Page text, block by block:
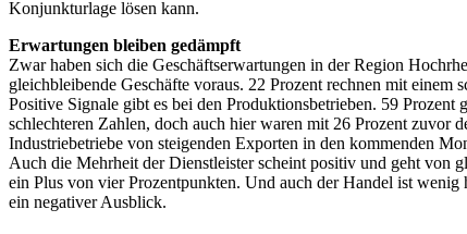
Konjunkturlage lösen kann.
Erwartungen bleiben gedämpft
Zwar haben sich die Geschäftserwartungen in der Region
gleichbleibende Geschäfte voraus. 22 Prozent rechnen mit einem
Positive Signale gibt es bei den Produktionsbetrieben. 59
schlechteren Zahlen, doch auch hier waren mit 26 Prozent zuvor
Industriebetriebe von steigenden Exporten in den kommenden
Auch die Mehrheit der Dienstleister scheint positiv und geht von
ein Plus von vier Prozentpunkten. Und auch der Handel ist
ein negativer Ausblick.